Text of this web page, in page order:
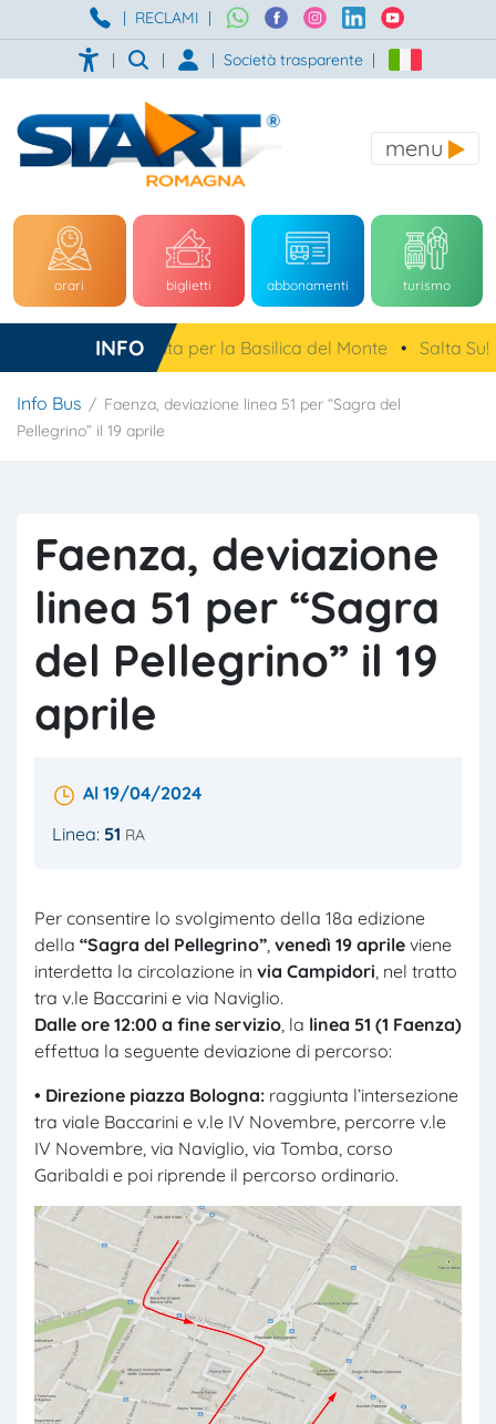
| RECLAMI |
| | | Società trasparente |
menu
orari biglietti abbonamenti turismo
INFO
navetta gratuita per la Basilica del Monte • Salta Su! •
Info Bus
Faenza, deviazione linea 51 per “Sagra del
Pellegrino” il 19 aprile
Faenza, deviazione
linea 51 per “Sagra
del Pellegrino” il 19
aprile
Al 19/04/2024
Linea: 51 RA
Per consentire lo svolgimento della 18a edizione
della “Sagra del Pellegrino”, venedì 19 aprile viene
interdetta la circolazione in via Campidori, nel tratto
tra v.le Baccarini e via Naviglio.
Dalle ore 12:00 a fine servizio, la linea 51 (1 Faenza)
effettua la seguente deviazione di percorso:
• Direzione piazza Bologna: raggiunta l’intersezione
tra viale Baccarini e v.le IV Novembre, percorre v.le
IV Novembre, via Naviglio, via Tomba, corso
Garibaldi e poi riprende il percorso ordinario.